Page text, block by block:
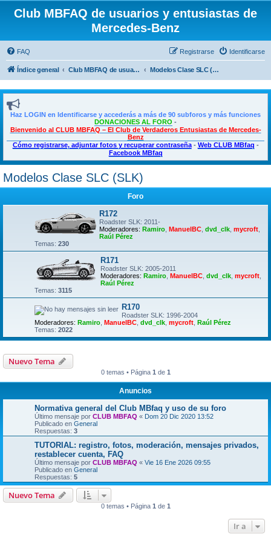
Club MBFAQ de usuarios y entusiastas de
Mercedes-Benz
FAQ Identificarse
Registrarse
Índice general Club MBFAQ de usuarios y entusiastas de Mercedes Benz Modelos Clase SLC (SLK)
Haz LOGIN en Identificarse y accederás a más de 90 subforos y más funciones
DONACIONES AL FORO -
Bienvenido al CLUB MBFAQ – El Club de Verdaderos Entusiastas de Mercedes-
Benz
Cómo registrarse, adjuntar fotos y recuperar contraseña- Web CLUB MBfaq -
Facebook MBfaq
Modelos Clase SLC (SLK)
Foro
R172
Roadster SLK: 2011-
Moderadores: Ramiro ManuelBC dvd_clk mycroft
Raúl Pérez
Temas: 230
R171
Roadster SLK: 2005-2011
Moderadores: Ramiro ManuelBC dvd_clk mycroft
Raúl Pérez
Temas: 3115
R170
Roadster SLK: 1996-2004
Moderadores: Ramiro ManuelBC dvd_clk mycroft Raúl Pérez
Temas: 2022
Nuevo Tema
0 temas • Página 1 de 1
Anuncios
Normativa general del Club MBfaq y uso de su foro
Último mensaje por CLUB MBFAQ « Dom 20 Dic 2020 13:52
Publicado en General
Respuestas: 3
TUTORIAL: registro, fotos, moderación, mensajes privados,
restablecer cuenta, FAQ
Último mensaje por CLUB MBFAQ « Vie 16 Ene 2026 09:55
Publicado en General
Respuestas: 5
Nuevo Tema
0 temas • Página 1 de 1
Ir a